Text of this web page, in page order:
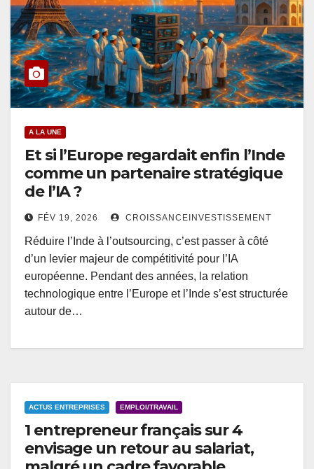
A LA UNE
Et si l’Europe regardait enfin l’Inde
comme un partenaire stratégique
de l’IA ?
FÉV 19, 2026 CROISSANCEINVESTISSEMENT
Réduire l’Inde à l’outsourcing, c’est passer à côté
d’un levier majeur de compétitivité pour l’IA
européenne. Pendant des années, la relation
technologique entre l’Europe et l’Inde s’est structurée
autour de…
ACTUS ENTREPRISES EMPLOI/TRAVAIL
1 entrepreneur français sur 4
envisage un retour au salariat,